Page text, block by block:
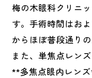
梅の木眼科クリニ
す。手術時間はお
からほぼ普段通り
また、単焦点レン
**多焦点眼内レン